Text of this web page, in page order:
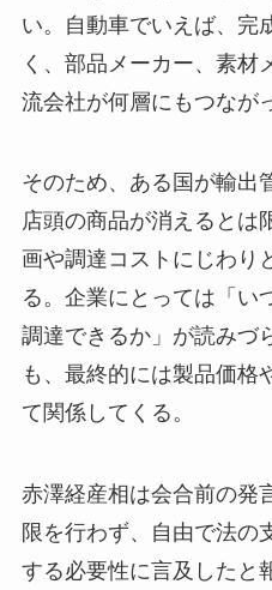
い。自動車でいえば、完
く、部品メーカー、素材
流会社が何層にもつなが
そのため、ある国が輸出
店頭の商品が消えるとは
画や調達コストにじわり
る。企業にとっては「い
調達できるか」が読みづ
も、最終的には製品価格
て関係してくる。
赤澤経産相は会合前の発
限を行わず、自由で法の
する必要性に言及したと